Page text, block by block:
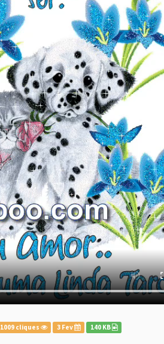
1009 cliques 3 Fev 140 KB